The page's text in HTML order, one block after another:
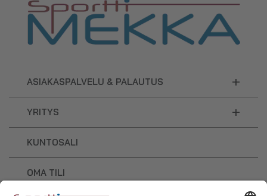
ASIAKASPALVELU & PALAUTUS +
YRITYS +
KUNTOSALI
OMA TILI